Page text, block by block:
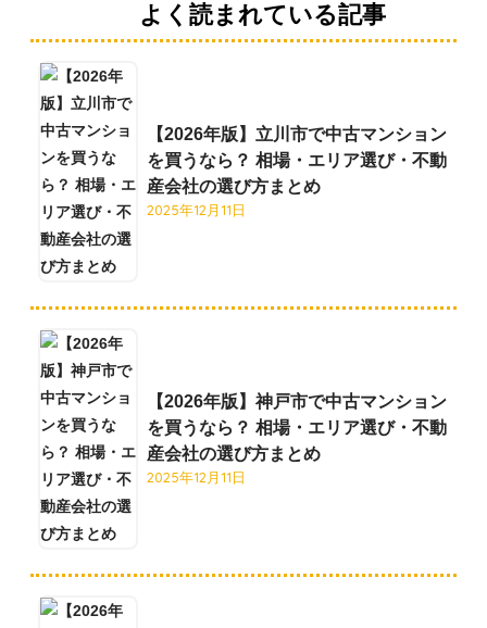
よく読まれている記事
【2026年版】立川市で中古マンション
を買うなら？ 相場・エリア選び・不動
産会社の選び方まとめ
2025年12月11日
【2026年版】神戸市で中古マンション
を買うなら？ 相場・エリア選び・不動
産会社の選び方まとめ
2025年12月11日